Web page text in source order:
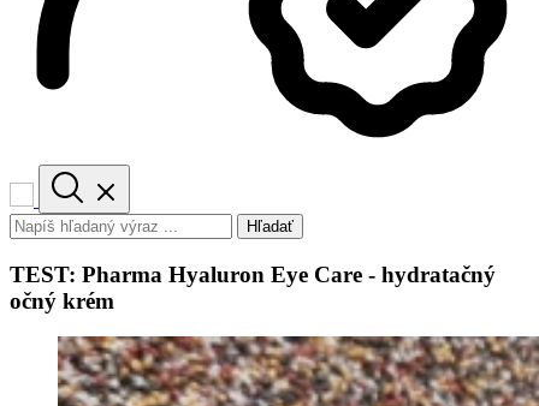
Hľadať
TEST: Pharma Hyaluron Eye Care - hydratačný
očný krém